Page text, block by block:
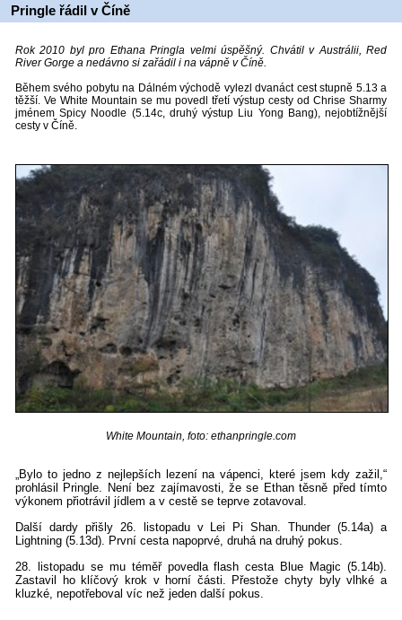
Pringle řádil v Číně
Rok 2010 byl pro Ethana Pringla velmi úspěšný. Chvátil v Austrálii, Red
River Gorge a nedávno si zařádil i na vápně v Číně.
Během svého pobytu na Dálném východě vylezl dvanáct cest stupně 5.13 a
těžší. Ve White Mountain se mu povedl třetí výstup cesty od Chrise Sharmy
jménem Spicy Noodle (5.14c, druhý výstup Liu Yong Bang), nejobtížnější
cesty v Číně.
White Mountain, foto: ethanpringle.com
„Bylo to jedno z nejlepších lezení na vápenci, které jsem kdy zažil,“
prohlásil Pringle. Není bez zajímavosti, že se Ethan těsně před tímto
výkonem přiotrávil jídlem a v cestě se teprve zotavoval.
Další dardy přišly 26. listopadu v Lei Pi Shan. Thunder (5.14a) a
Lightning (5.13d). První cesta napoprvé, druhá na druhý pokus.
28. listopadu se mu téměř povedla flash cesta Blue Magic (5.14b).
Zastavil ho klíčový krok v horní části. Přestože chyty byly vlhké a
kluzké, nepotřeboval víc než jeden další pokus.